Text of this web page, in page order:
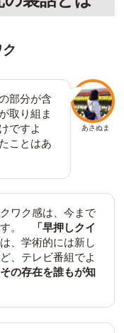
あさぬま
部分が含
取り組ま
ですよ
ことはあ
ワク感は、今まで
す。
「早押しクイ
、学術的には新し
、テレビ番組でよ
その存在を誰もが知